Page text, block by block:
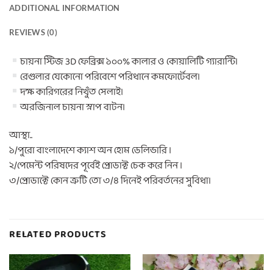
ADDITIONAL INFORMATION
REVIEWS (0)
চায়না স্টিজ 3D ফেব্রিক্স ১০০% কালার ও কোয়ালিটি গ্যারান্টি।
রেগুলার যেকোনো পরিবেশে পরিধানে কমফোর্টেবল।
দক্ষ কারিগরের নিখুঁত সেলাই।
অরজিনাল চায়না স্নাপ বাটন।
আস্থা..
১/পুরো বাংলাদেশে ক্যাশ অন হোম ডেলিভারি ।
২/পেমেন্ট পরিষদের পূর্বেই প্রোডাক্ট চেক করে নিন ।
৩/প্রোডাক্টে কোন ত্রুটি তো ৩/৪ দিনেই পরিবর্তনের সুবিধা।
RELATED PRODUCTS